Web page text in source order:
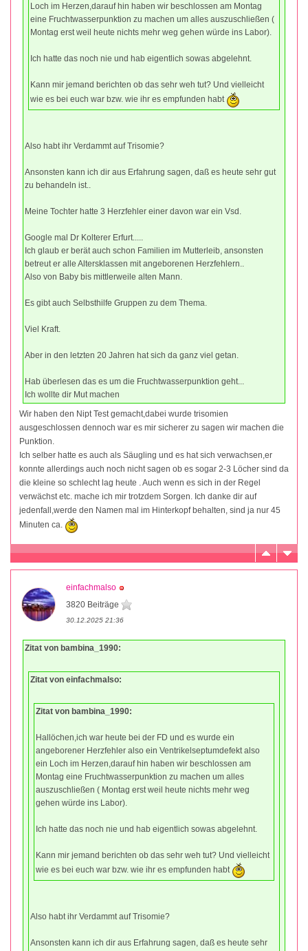
Loch im Herzen,darauf hin haben wir beschlossen am Montag
eine Fruchtwasserpunktion zu machen um alles auszuschließen (
Montag erst weil heute nichts mehr weg gehen würde ins Labor).
Ich hatte das noch nie und hab eigentlich sowas abgelehnt.
Kann mir jemand berichten ob das sehr weh tut? Und vielleicht
wie es bei euch war bzw. wie ihr es empfunden habt
Also habt ihr Verdammt auf Trisomie?
Ansonsten kann ich dir aus Erfahrung sagen, daß es heute sehr gut
zu behandeln ist..
Meine Tochter hatte 3 Herzfehler einer davon war ein Vsd.
Google mal Dr Kolterer Erfurt.....
Ich glaub er berät auch schon Familien im Mutterleib, ansonsten
betreut er alle Altersklassen mit angeborenen Herzfehlern..
Also von Baby bis mittlerweile alten Mann.
Es gibt auch Selbsthilfe Gruppen zu dem Thema.
Viel Kraft.
Aber in den letzten 20 Jahren hat sich da ganz viel getan.
Hab überlesen das es um die Fruchtwasserpunktion geht...
Ich wollte dir Mut machen
Wir haben den Nipt Test gemacht,dabei wurde trisomien
ausgeschlossen dennoch war es mir sicherer zu sagen wir machen die
Punktion.
Ich selber hatte es auch als Säugling und es hat sich verwachsen,er
konnte allerdings auch noch nicht sagen ob es sogar 2-3 Löcher sind da
die kleine so schlecht lag heute . Auch wenn es sich in der Regel
verwächst etc. mache ich mir trotzdem Sorgen. Ich danke dir auf
jedenfall,werde den Namen mal im Hinterkopf behalten, sind ja nur 45
Minuten ca.
einfachmalso
3820 Beiträge
30.12.2025 21:36
Zitat von bambina_1990:
Zitat von einfachmalso:
Zitat von bambina_1990:
Hallöchen,ich war heute bei der FD und es wurde ein
angeborener Herzfehler also ein Ventrikelseptumdefekt also
ein Loch im Herzen,darauf hin haben wir beschlossen am
Montag eine Fruchtwasserpunktion zu machen um alles
auszuschließen ( Montag erst weil heute nichts mehr weg
gehen würde ins Labor).
Ich hatte das noch nie und hab eigentlich sowas abgelehnt.
Kann mir jemand berichten ob das sehr weh tut? Und vielleicht
wie es bei euch war bzw. wie ihr es empfunden habt
Also habt ihr Verdammt auf Trisomie?
Ansonsten kann ich dir aus Erfahrung sagen, daß es heute sehr